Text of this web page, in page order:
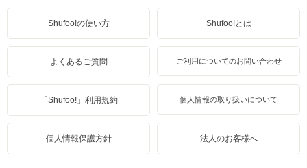
Shufoo!の使い方 Shufoo!とは
よくあるご質問 ご利用についてのお問い合わせ
「Shufoo!」利用規約 個人情報の取り扱いについて
個人情報保護方針 法人のお客様へ